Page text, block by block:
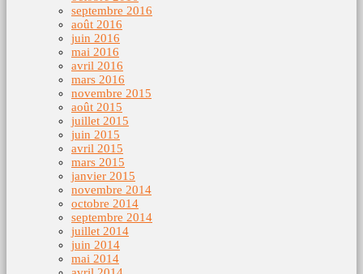
septembre 2016
août 2016
juin 2016
mai 2016
avril 2016
mars 2016
novembre 2015
août 2015
juillet 2015
juin 2015
avril 2015
mars 2015
janvier 2015
novembre 2014
octobre 2014
septembre 2014
juillet 2014
juin 2014
mai 2014